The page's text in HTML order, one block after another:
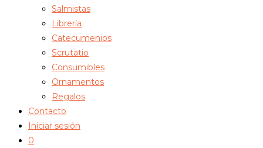
Salmistas
Librería
Catecumenios
Scrutatio
Consumibles
Ornamentos
Regalos
Contacto
Iniciar sesión
0